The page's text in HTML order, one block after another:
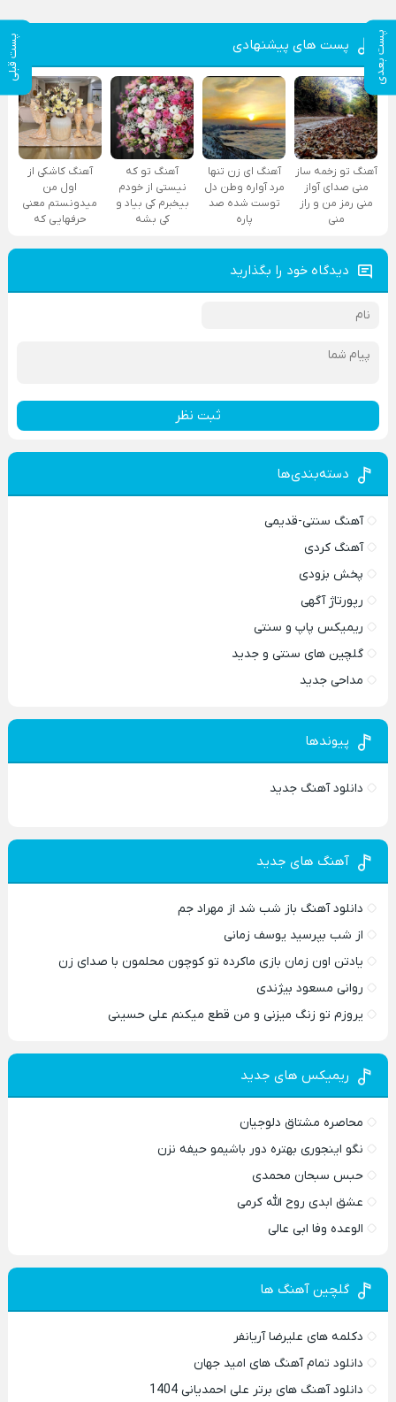
پست بعدی پست قبلی پست های پیشنهادی
آهنگ تو زخمه ساز
منی صدای آواز
منی رمز من و راز
منی
آهنگ ای زن تنها
مرد آواره وطن دل
توست شده صد
پاره
آهنگ تو که
نیستی از خودم
بیخبرم کی بیاد و
کی بشه
آهنگ کاشکی از
اول من
میدونستم معنی
حرفهایی که
دیدگاه خود را بگذارید
ثبت نظر
دسته‌بندی‌ها
آهنگ سنتی-قدیمی
آهنگ کردی
پخش بزودی
رپورتاژ آگهی
ریمیکس پاپ و سنتی
گلچین های سنتی و جدید
مداحی جدید
پیوندها
دانلود آهنگ جدید
آهنگ های جدید
دانلود آهنگ باز شب شد از مهراد جم
از شب بپرسید یوسف زمانی
یادتن اون زمان بازی ماکرده تو کوچون محلمون با صدای زن
روانی مسعود بیژندی
یروزم تو زنگ میزنی و من قطع میکنم علی حسینی
ریمیکس های جدید
محاصره مشتاق دلوجیان
نگو اینجوری بهتره دور باشیمو حیفه نزن
حبس سبحان محمدی
عشق ابدی روح الله کرمی
الوعده وفا ابی عالی
گلچین آهنگ ها
دکلمه های علیرضا آریانفر
دانلود تمام آهنگ های امید جهان
دانلود آهنگ های برتر علی احمدیانی 1404